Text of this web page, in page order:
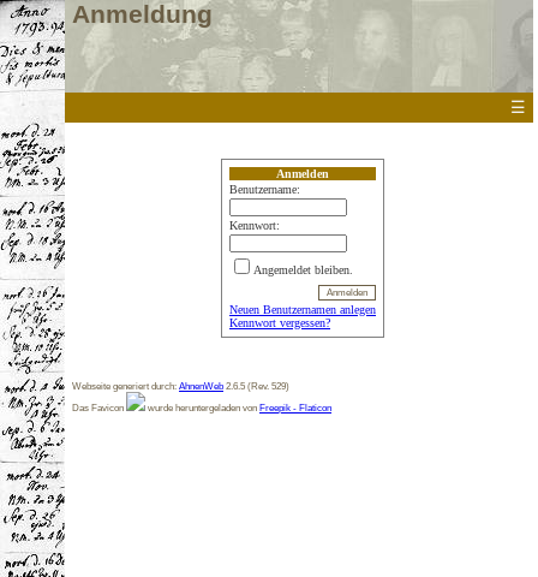
Anmeldung
☰
Anmelden
Benutzername:
Kennwort:
Angemeldet bleiben.
Neuen Benutzernamen anlegen
Kennwort vergessen?
Webseite generiert durch: AhnenWeb 2.6.5 (Rev. 529)
Das Favicon
wurde heruntergeladen von Freepik - Flaticon